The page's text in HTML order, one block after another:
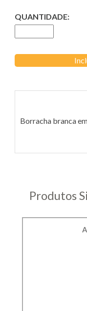
QUANTIDADE:
Borracha branca
Produtos